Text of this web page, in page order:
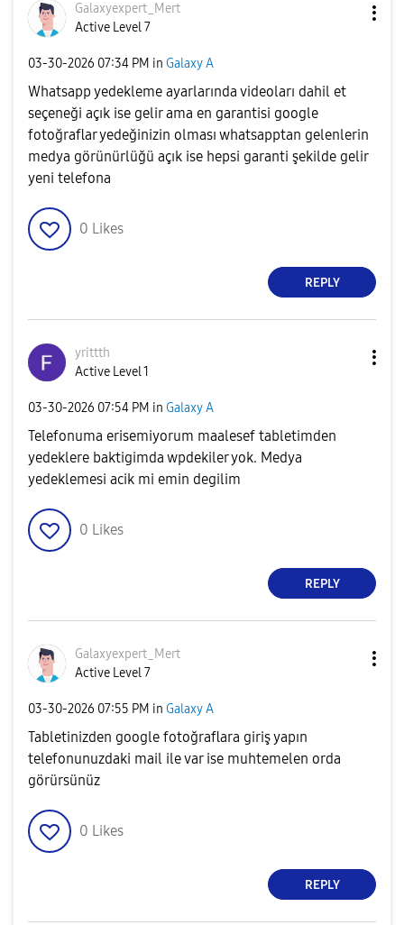
Galaxyexpert_Mert
Active Level 7
‎03-30-2026 07:34 PM in Galaxy A
Whatsapp yedekleme ayarlarında videoları dahil et
seçeneği açık ise gelir ama en garantisi google
fotoğraflar yedeğinizin olması whatsapptan gelenlerin
medya görünürlüğü açık ise hepsi garanti şekilde gelir
yeni telefona
0 Likes
REPLY
yrittth
Active Level 1
‎03-30-2026 07:54 PM in Galaxy A
Telefonuma erisemiyorum maalesef tabletimden
yedeklere baktigimda wpdekiler yok. Medya
yedeklemesi acik mi emin degilim
0 Likes
REPLY
Galaxyexpert_Mert
Active Level 7
‎03-30-2026 07:55 PM in Galaxy A
Tabletinizden google fotoğraflara giriş yapın
telefonunuzdaki mail ile var ise muhtemelen orda
görürsünüz
0 Likes
REPLY